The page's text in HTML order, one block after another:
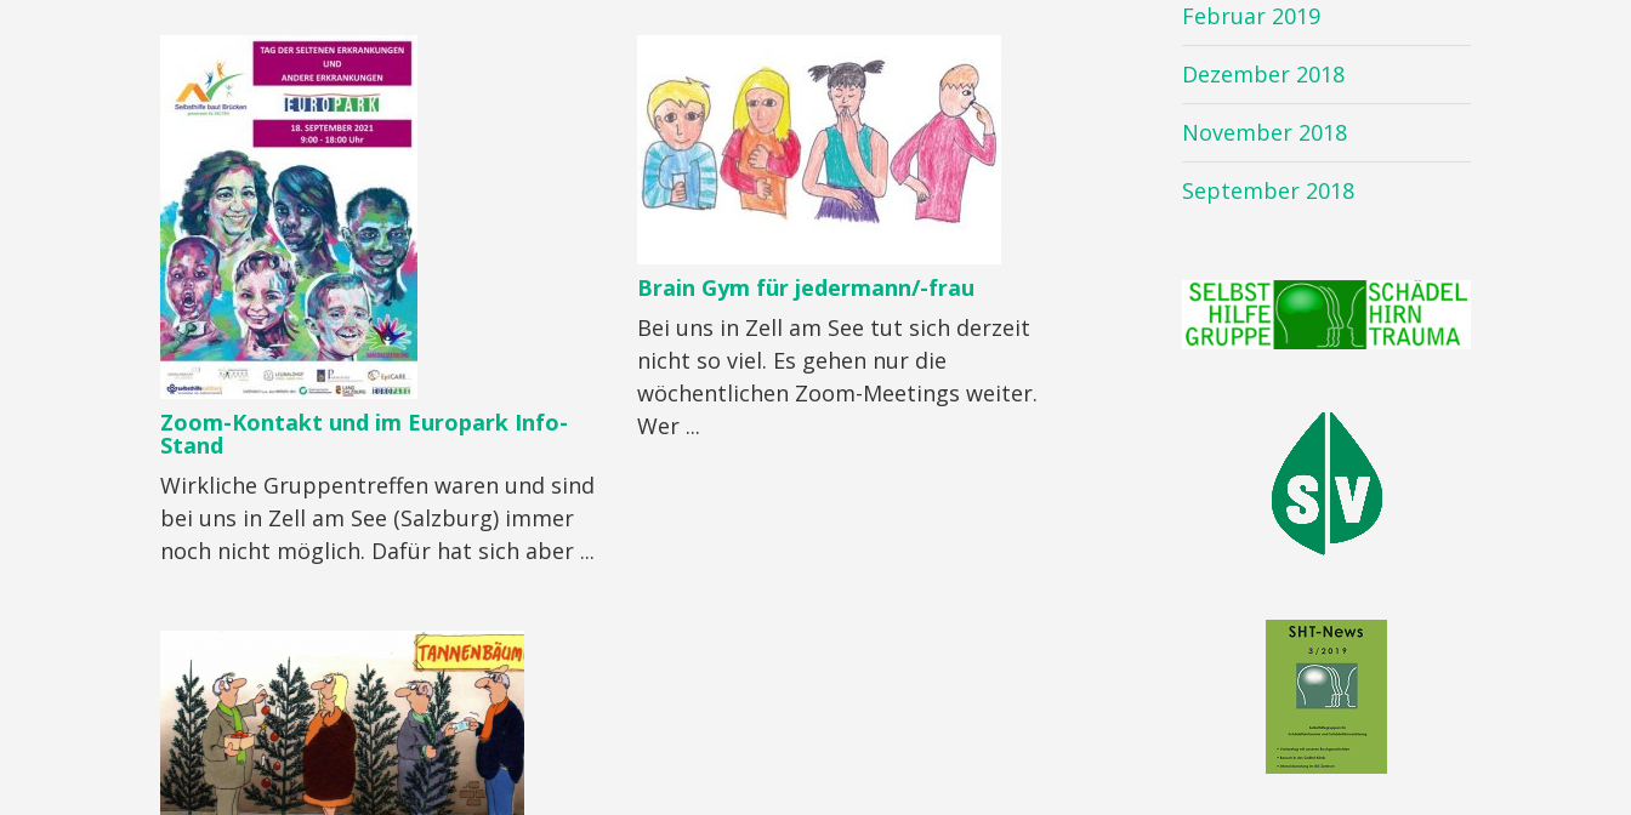
Zoom-Kontakt und im Europark Info-
Stand
Wirkliche Gruppentreffen waren und sind
bei uns in Zell am See (Salzburg) immer
noch nicht möglich. Dafür hat sich aber ...
Brain Gym für jedermann/-frau
Bei uns in Zell am See tut sich derzeit
nicht so viel. Es gehen nur die
wöchentlichen Zoom-Meetings weiter.
Wer ...
Februar 2019
Dezember 2018
November 2018
September 2018